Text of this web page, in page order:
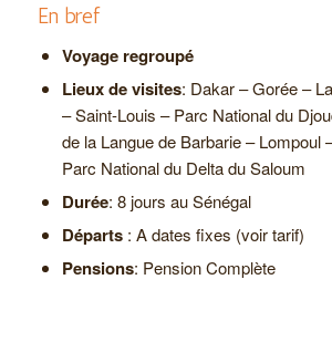
En bref
Voyage regroupé
Lieux de visites: Dakar – Gorée –
– Saint-Louis – Parc National du
de la Langue de Barbarie – Lompoul
Parc National du Delta du Saloum
Durée: 8 jours au Sénégal
Départs: A dates fixes (voir tarif)
Pensions: Pension Complète